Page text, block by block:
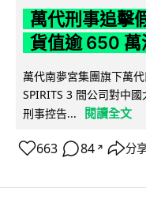
萬代刑事追擊
貨值逾 650 萬
萬代南夢宮集團旗下萬
SPIRITS 3 間公司對中
刑事控告...
閱讀全文
663 84 ↗ 分